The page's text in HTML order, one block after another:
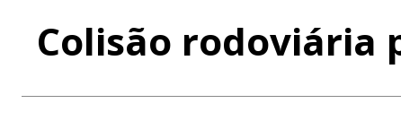
Colisão rodoviária